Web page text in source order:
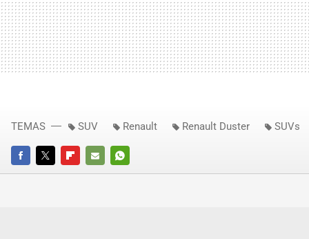
FACEBOOKTWITTERFLIPBOARD
E-
WHATSAPP
TEMAS SUV Renault Renault Duster SUVs